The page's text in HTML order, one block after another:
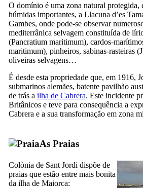
O domínio é uma zona natural protegida,
húmidas importantes, a Llacuna d’es
Gambes, onde pode-se observar
mediterrânica selvagem constituída de
(Pancratium maritimum), cardos-
maritimum), pinheiros, sabinas-rasteiras (
oliveiras selvagens…
É desde esta propriedade que, em 1916,
submarinos alemães, batente pavilhão
de trás a ilha de Cabrera. Este incidente
Britânicos e teve para consequência a
Cabrera e a sua transformação em zona
As Praias
Colònia de Sant Jordi dispõe de
praias que estão entre mais bonita
da ilha de Maiorca: